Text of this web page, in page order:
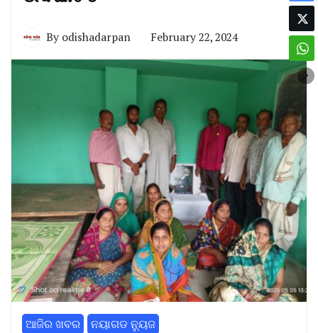
By odishadarpan February 22, 2024
ଆଜିର ଖବର ନୟାଗଡ ନ୍ୟୁଜ